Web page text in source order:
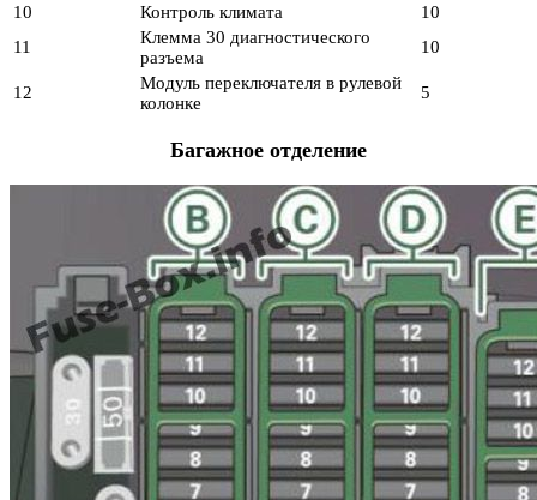
10
Контроль климата
10
11
Клемма 30 диагностического
разъема
10
12
Модуль переключателя в рулевой
колонке
5
Багажное отделение